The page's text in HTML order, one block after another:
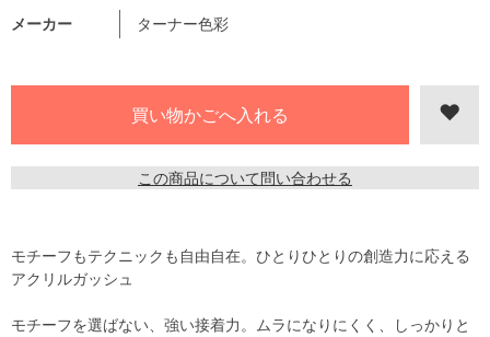
メーカー ターナー色彩
この商品について問い合わせる
モチーフもテクニックも自由自在。ひとりひとりの創造力に応える
アクリルガッシュ
モチーフを選ばない、強い接着力。ムラになりにくく、しっかりと